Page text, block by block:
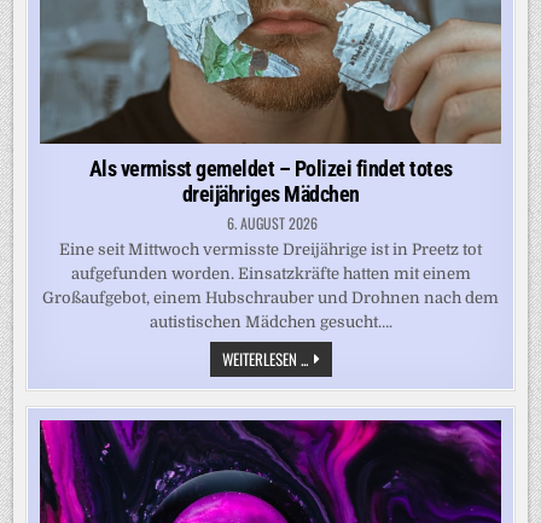
Als vermisst gemeldet – Polizei findet totes
dreijähriges Mädchen
6. AUGUST 2026
Eine seit Mittwoch vermisste Dreijährige ist in Preetz tot
aufgefunden worden. Einsatzkräfte hatten mit einem
Großaufgebot, einem Hubschrauber und Drohnen nach dem
autistischen Mädchen gesucht….
WEITERLESEN ...ALS
VERMISST
GEMELDET
–
POLIZEI
FINDET
TOTES
DREIJÄHRIGES
MÄDCHEN